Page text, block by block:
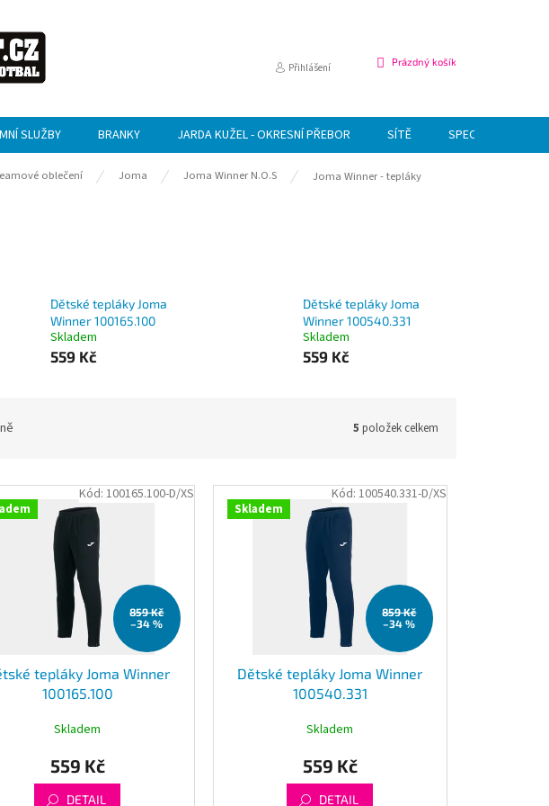
Přihlášení
NÁKUPNÍ
Prázdný košík
SLUŽBY BRANKY JARDA KUŽEL - OKRESNÍ PŘEBOR SÍTĚ SPECIÁLNÍ NABÍDKA
oblečení Joma Joma Winner N.O.S Joma Winner - tepláky
Dětské tepláky Joma
Winner 100165.100
Skladem
559 Kč
Dětské tepláky Joma
Winner 100540.331
Skladem
559 Kč
5 položek celkem
859 Kč
–34 %
tepláky Joma Winner
100165.100
Skladem
559 Kč
DETAIL
Kód: 100165.100-D/XS
Skladem
859 Kč
–34 %
Dětské tepláky Joma Winner
100540.331
Skladem
559 Kč
DETAIL
Kód: 100540.331-D/XS